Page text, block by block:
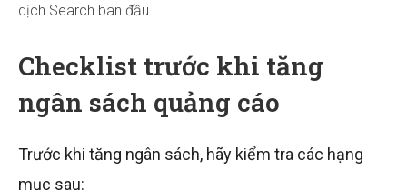
dịch Search ban đầu.
Checklist trước khi tăng
ngân sách quảng cáo
Trước khi tăng ngân sách, hãy kiểm tra các hạng
mục sau: